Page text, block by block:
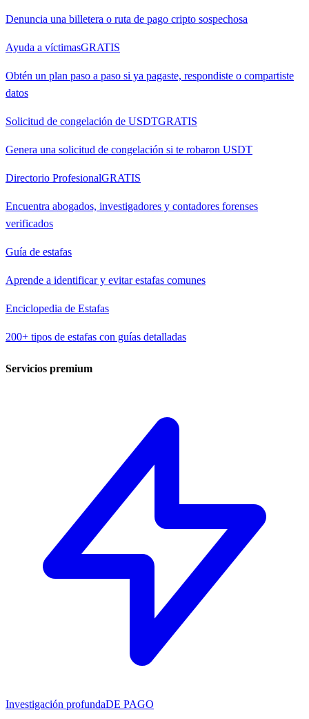
Denuncia una billetera o ruta de pago cripto sospechosa
Ayuda a víctimasGRATIS
Obtén un plan paso a paso si ya pagaste, respondiste o compartiste
datos
Solicitud de congelación de USDTGRATIS
Genera una solicitud de congelación si te robaron USDT
Directorio ProfesionalGRATIS
Encuentra abogados, investigadores y contadores forenses
verificados
Guía de estafas
Aprende a identificar y evitar estafas comunes
Enciclopedia de Estafas
200+ tipos de estafas con guías detalladas
Servicios premium
Investigación profundaDE PAGO